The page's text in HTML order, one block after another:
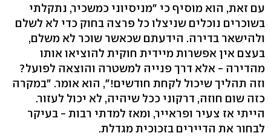
עם זאת, הוא מוסיף כי "מניסיוני כמשכיר, נתקלתי
בשוכרים נוכלים שניצלו כל פרצה בחוק כדי לא לשלם
ולהישאר בדירה. הידעתם שכאשר שוכר לא משלם,
בעצם אין אפשרות מיידית חוקית להוציאו אותו
מהדירה - אלא דרך פנייה למשטרה והוצאה לפועל?
וזה תהליך שיכול לקחת חודשים!", הוא אומר. "במקרה
כזה שום חוזה, דרקוני ככל שיהיה, לא יכול לעזור.
הייתי אז צעיר ופראייר, ומאז למדתי רבות - בעיקר
לבחור את הדיירים בזכוכית מגדלת.